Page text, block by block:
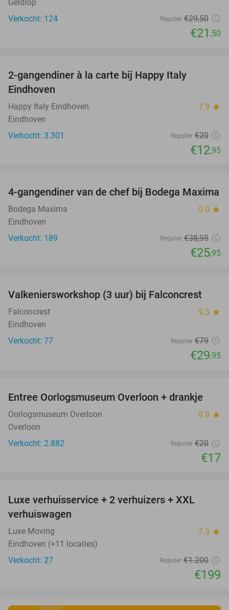
Geldrop
Verkocht: 124
Regulier €29,50
€21 ,50
2-gangendiner à la carte bij Happy Italy
Eindhoven
Happy Italy Eindhoven 7.9 star
Eindhoven
Verkocht: 3.301
Regulier €20
€12,95
33%
4-gangendiner van de chef bij Bodega Maxima
Bodega Maxima 9.0 star
Eindhoven
Verkocht: 189
Regulier €38,95
€25,95
62%
Valkeniersworkshop (3 uur) bij Falconcrest
Falconcrest 9.3 star
Eindhoven
Verkocht: 77
Regulier €79
€29,95
15%
Entree Oorlogsmuseum Overloon + drankje
Oorlogsmuseum Overloon 9.9 star
Overloon
Verkocht: 2.882
Regulier €20
€17
Luxe verhuisservice + 2 verhuizers + XXL
verhuiswagen
Luxe Moving 7.3 star
Eindhoven (+11 locaties)
Verkocht: 27
Regulier €1.200
€199